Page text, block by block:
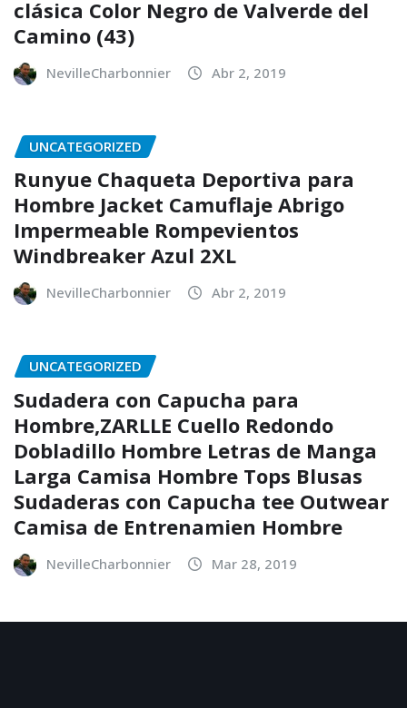
clásica Color Negro de Valverde del
Camino (43)
NevilleCharbonnier Abr 2, 2019
UNCATEGORIZED
Runyue Chaqueta Deportiva para
Hombre Jacket Camuflaje Abrigo
Impermeable Rompevientos
Windbreaker Azul 2XL
NevilleCharbonnier Abr 2, 2019
UNCATEGORIZED
Sudadera con Capucha para
Hombre,ZARLLE Cuello Redondo
Dobladillo Hombre Letras de Manga
Larga Camisa Hombre Tops Blusas
Sudaderas con Capucha tee Outwear
Camisa de Entrenamien Hombre
NevilleCharbonnier Mar 28, 2019